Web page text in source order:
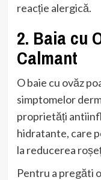
reacție alergică.
2. Baia cu
Calmant
O baie cu ovăz
simptomelor
proprietăți
hidratante, care
la reducerea
Pentru a pregăti